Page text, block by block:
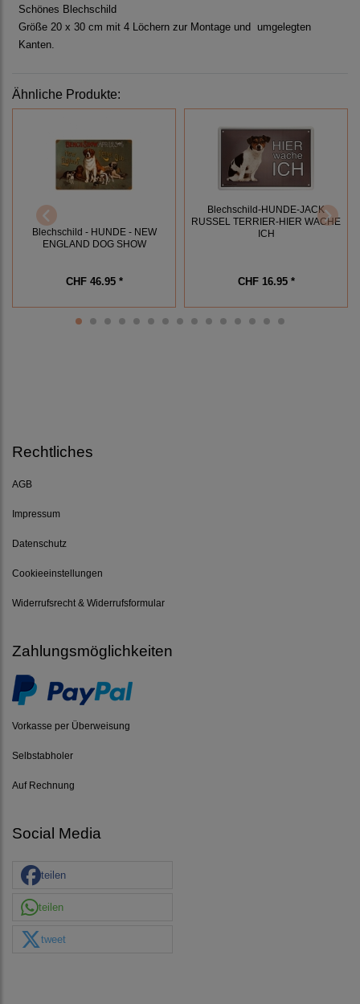
Schönes Blechschild
Größe 20 x 30 cm mit 4 Löchern zur Montage und umgelegten
Kanten.
Ähnliche Produkte:
Blechschild - HUNDE - NEW
ENGLAND DOG SHOW
CHF 46.95 *
Blechschild-HUNDE-JACK
RUSSEL TERRIER-HIER WACHE
ICH
CHF 16.95 *
Rechtliches
AGB
Impressum
Datenschutz
Cookieeinstellungen
Widerrufsrecht & Widerrufsformular
Zahlungsmöglichkeiten
Vorkasse per Überweisung
Selbstabholer
Auf Rechnung
Social Media
teilen
teilen
tweet